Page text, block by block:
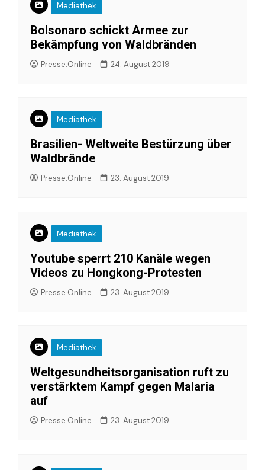
Mediathek
Bolsonaro schickt Armee zur
Bekämpfung von Waldbränden
Presse.Online 24. August 2019
Mediathek
Brasilien- Weltweite Bestürzung über
Waldbrände
Presse.Online 23. August 2019
Mediathek
Youtube sperrt 210 Kanäle wegen
Videos zu Hongkong-Protesten
Presse.Online 23. August 2019
Mediathek
Weltgesundheitsorganisation ruft zu
verstärktem Kampf gegen Malaria
auf
Presse.Online 23. August 2019